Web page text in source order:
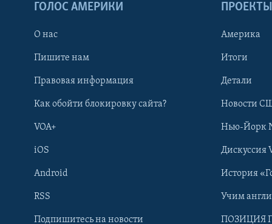
Learning English
ГОЛОС АМЕРИКИ
О нас
Пишите нам
Правовая информация
Как обойти блокировку сайта?
VOA+
iOS
Android
RSS
Подпишитесь на новости
ПРОЕКТЫ
Америка
Итоги
Детали
Новости
Нью-Йорк
Дискуссия
История
Учим
ПОЗИЦИЯ